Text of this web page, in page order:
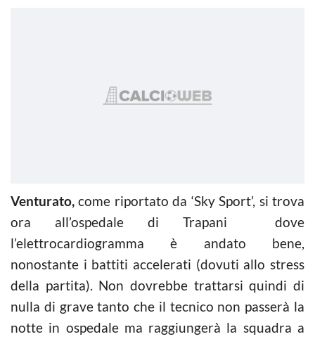
Venturato, come riportato da ‘Sky Sport’, si trova
ora all’ospedale di Trapani dove
l’elettrocardiogramma è andato bene,
nonostante i battiti accelerati (dovuti allo stress
della partita). Non dovrebbe trattarsi quindi di
nulla di grave tanto che il tecnico non passerà la
notte in ospedale ma raggiungerà la squadra a